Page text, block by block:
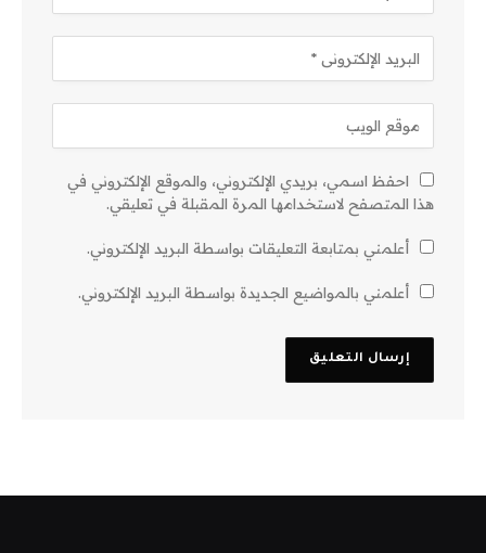
احفظ اسمي، بريدي الإلكتروني، والموقع الإلكتروني في
هذا المتصفح لاستخدامها المرة المقبلة في تعليقي.
أعلمني بمتابعة التعليقات بواسطة البريد الإلكتروني.
أعلمني بالمواضيع الجديدة بواسطة البريد الإلكتروني.